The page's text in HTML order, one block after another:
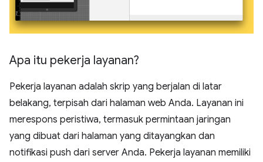
Apa itu pekerja layanan?
Pekerja layanan adalah skrip yang berjalan di latar
belakang, terpisah dari halaman web Anda. Layanan ini
merespons peristiwa, termasuk permintaan jaringan
yang dibuat dari halaman yang ditayangkan dan
notifikasi push dari server Anda. Pekerja layanan memiliki